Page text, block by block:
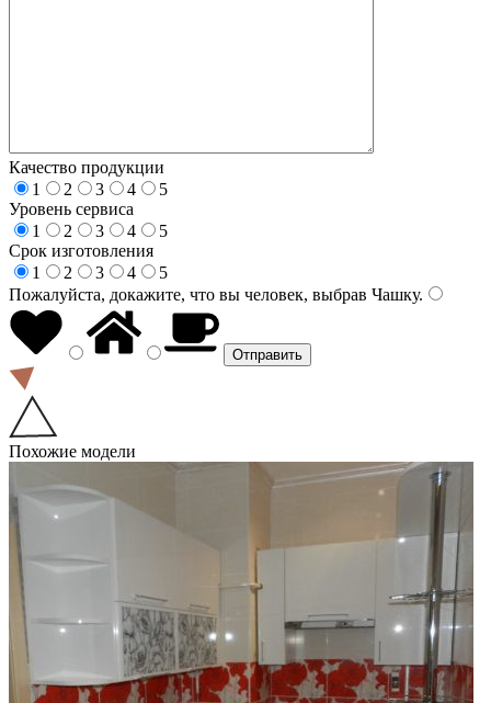
Качество продукции
1
2 3 4
5
Уровень сервиса
1
2 3 4
5
Срок изготовления
1
2 3 4
5
Пожалуйста, докажите, что вы человек, выбрав Чашку.
Похожие модели